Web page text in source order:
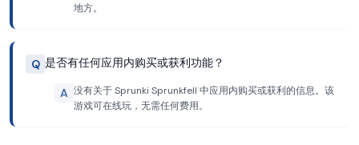
地方。
Q 是否有任何应用内购买或获利功能？
A 没有关于 Sprunki Sprunkfell 中应用内购买或获利的信息。该
游戏可在线玩，无需任何费用。